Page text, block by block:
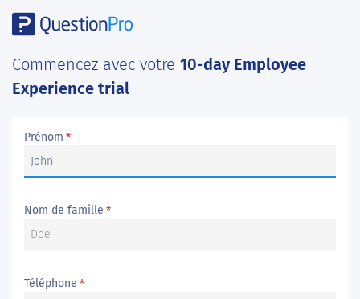
Commencez avec votre 10-day Employee
Experience trial
Prénom *
Nom de famille *
Téléphone *